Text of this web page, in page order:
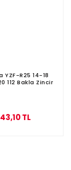
YZF-R25 14-18
112 Bakla Zincir
TL